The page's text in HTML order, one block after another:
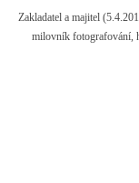
Zakladatel a majitel
milovník fotografování,